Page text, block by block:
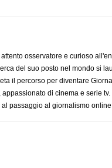
osservatore e curioso
del suo posto nel mondo si
il percorso per diventare
di cinema e serie tv.
passaggio al giornalismo online.